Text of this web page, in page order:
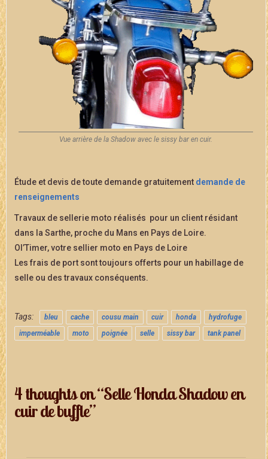
Vue arrière de la Shadow avec le sissy bar en cuir.
Étude et devis de toute demande gratuitement demande de
renseignements
Travaux de sellerie moto réalisés pour un client résidant
dans la Sarthe, proche du Mans en Pays de Loire.
Ol’Timer, votre sellier moto en Pays de Loire
Les frais de port sont toujours offerts pour un habillage de
selle ou des travaux conséquents.
Tags: bleu cache cousu main cuir honda
hydrofuge
imperméable
moto poignée selle sissy bar tank panel
4 thoughts on “Selle Honda Shadow en
cuir de buffle”